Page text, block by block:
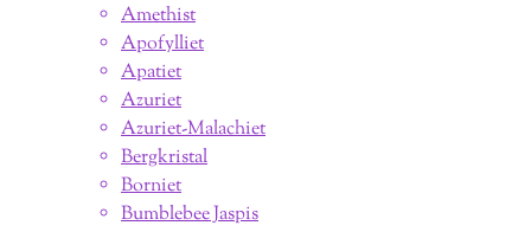
Amethist
Apofylliet
Apatiet
Azuriet
Azuriet-Malachiet
Bergkristal
Borniet
Bumblebee Jaspis